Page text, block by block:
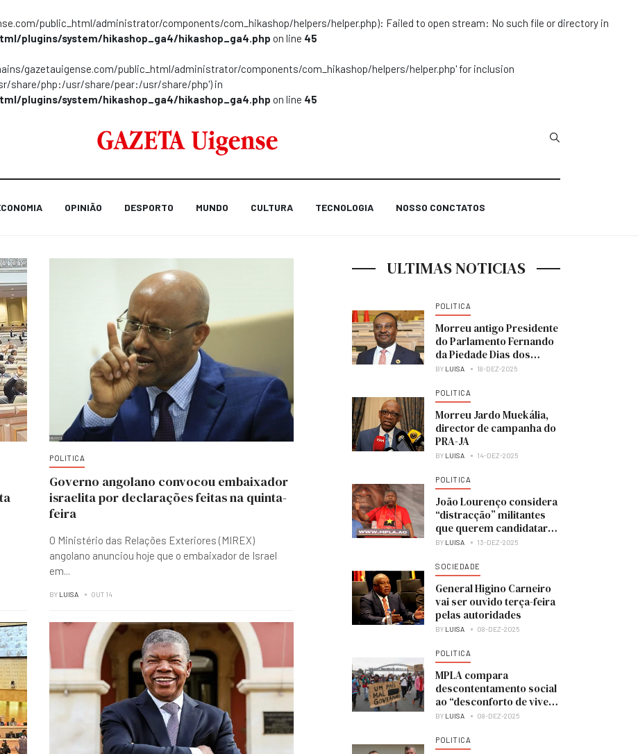
public_html/administrator/components/com_hikashop/helpers/helper.php): Failed to open stream: No such file or directory in
plugins/system/hikashop_ga4/hikashop_ga4.php on line 45
gazetauigense.com/public_html/administrator/components/com_hikashop/helpers/helper.php' for inclusion
share/php:/usr/share/pear:/usr/share/php') in
plugins/system/hikashop_ga4/hikashop_ga4.php on line 45
Type 2 or more
OPINIÃO DESPORTO MUNDO CULTURA TECNOLOGIA NOSSO CONCTATOS
POLITICA
Governo angolano convocou embaixador
israelita por declarações feitas na quinta-
feira
O Ministério das Relações Exteriores (MIREX)
angolano anunciou hoje que o embaixador de Israel
em...
BY LUISA OUT 14
ULTIMAS NOTICIAS
POLITICA
Morreu antigo Presidente
do Parlamento Fernando
da Piedade Dias dos
Santos “Nandó”
BY LUISA 18-DEZ-2025
POLITICA
Morreu Jardo Muekália,
director de campanha do
PRA-JA
BY LUISA 14-DEZ-2025
POLITICA
João Lourenço considera
“distracção” militantes
que querem candidatar-
se à liderança do MPLA
BY LUISA 13-DEZ-2025
SOCIEDADE
General Higino Carneiro
vai ser ouvido terça-feira
pelas autoridades
BY LUISA 08-DEZ-2025
POLITICA
MPLA compara
descontentamento social
ao “desconforto de viver
numa casa em obras”
BY LUISA 08-DEZ-2025
POLITICA